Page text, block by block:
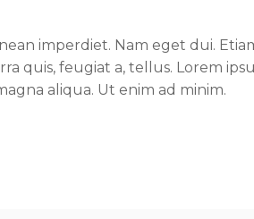
imperdiet. Nam eget dui.
quis, feugiat a, tellus. Lorem
aliqua. Ut enim ad minim.